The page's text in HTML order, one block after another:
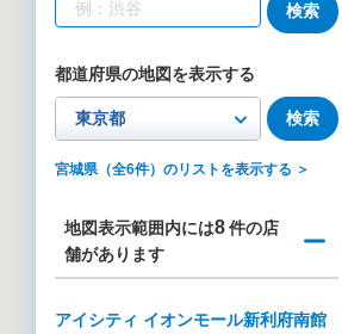
検索
都道府県の地図を表示する
検索
宮城県（全6件）のリストを表示する ＞
地図表示範囲内には8件の店
舗があります
アイシティ イオンモール新利府南館